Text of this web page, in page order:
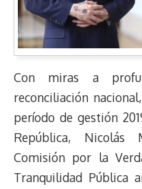
Con miras a
reconciliación
período de gestión
República, Nicolás
Comisión por la
Tranquilidad Pública